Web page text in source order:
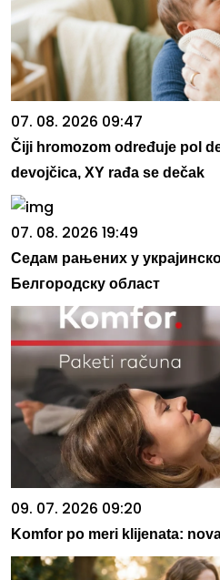
07. 08. 2026 09:47
Čiji hromozom određuje pol
devojčica, XY rađa se dečak
07. 08. 2026 19:49
Седам рањених у
Белгородску област
09. 07. 2026 09:20
Komfor po meri klijenata: